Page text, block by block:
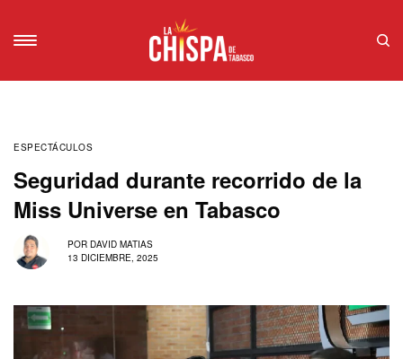
ESPECTÁCULOS
Seguridad durante recorrido de la
Miss Universe en Tabasco
POR DAVID MATIAS
13 DICIEMBRE, 2025